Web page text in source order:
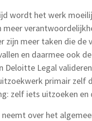
wordt het werk
meer
zijn meer taken die
en daarmee ook
Deloitte Legal
primair zelf
zelf iets uitzoeken en
over het